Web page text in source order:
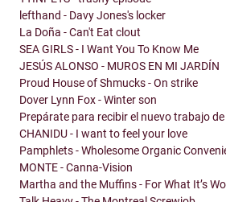
lefthand - Davy Jones's locker
La Doña - Can't Eat clout
SEA GIRLS - I Want You To Know Me
JESÚS ALONSO - MUROS EN MI JARDÍN
Proud House of Shmucks - On strike
Dover Lynn Fox - Winter son
Prepárate para recibir el nuevo trabajo de
CHANIDU - I want to feel your love
Pamphlets - Wholesome Organic
MONTE - Canna-Vision
Martha and the Muffins - For What It’s